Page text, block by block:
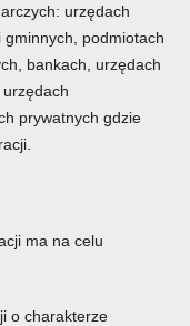
urzędach
podmiotach
bankach, urzędach
prywatnych gdzie
ma na celu
o charakterze